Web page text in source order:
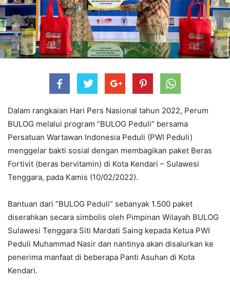
Dalam rangkaian Hari Pers Nasional tahun 2022, Perum
BULOG melalui program “BULOG Peduli” bersama
Persatuan Wartawan Indonesia Peduli (PWI Peduli)
menggelar bakti sosial dengan membagikan paket Beras
Fortivit (beras bervitamin) di Kota Kendari – Sulawesi
Tenggara, pada Kamis (10/02/2022).
Bantuan dari “BULOG Peduli” sebanyak 1.500 paket
diserahkan secara simbolis oleh Pimpinan Wilayah BULOG
Sulawesi Tenggara Siti Mardati Saing kepada Ketua PWI
Peduli Muhammad Nasir dan nantinya akan disalurkan ke
penerima manfaat di beberapa Panti Asuhan di Kota
Kendari.